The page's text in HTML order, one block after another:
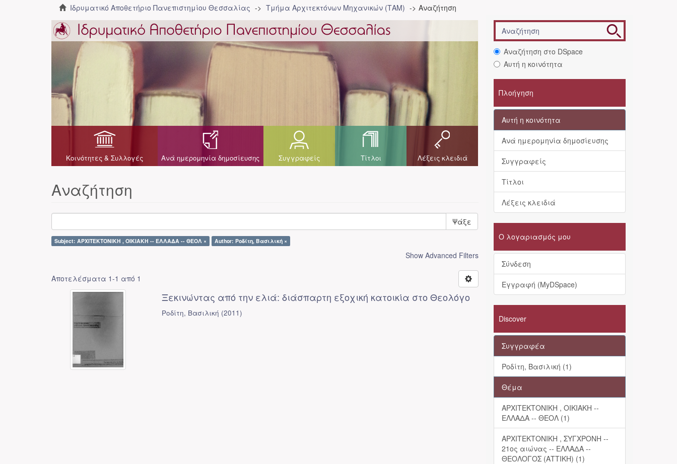
Ιδρυματικό Αποθετήριο Πανεπιστημίου Θεσσαλίας Τμήμα Αρχιτεκτόνων Μηχανικών (ΤΑΜ) Αναζήτηση
Κοινότητες & Συλλογές Ανά ημερομηνία δημοσίευσης Συγγραφείς Τίτλοι Λέξεις κλειδιά
Αναζήτηση
Ψάξε
Subject: ΑΡΧΙΤΕΚΤΟΝΙΚΗ , ΟΙΚΙΑΚΗ -- ΕΛΛΑΔΑ -- ΘΕΟΛ × Author: Ροδίτη, Βασιλική ×
Show Advanced Filters
Αποτελέσματα 1-1 από 1
Ξεκινώντας από την ελιά: διάσπαρτη εξοχική κατοικία στο Θεολόγο
Ροδίτη, Βασιλική (2011)
Αναζήτηση στο DSpace
Αυτή η κοινότητα
Πλοήγηση
Αυτή η κοινότητα
Ανά ημερομηνία δημοσίευσης
Συγγραφείς
Τίτλοι
Λέξεις κλειδιά
Ο λογαριασμός μου
Σύνδεση
Εγγραφή (MyDSpace)
Discover
Συγγραφέα
Ροδίτη, Βασιλική (1)
Θέμα
ΑΡΧΙΤΕΚΤΟΝΙΚΗ , ΟΙΚΙΑΚΗ --
ΕΛΛΑΔΑ -- ΘΕΟΛ (1)
ΑΡΧΙΤΕΚΤΟΝΙΚΗ , ΣΥΓΧΡΟΝΗ --
21ος αιώνας -- ΕΛΛΑΔΑ --
ΘΕΟΛΟΓΟΣ (ΑΤΤΙΚΗ) (1)